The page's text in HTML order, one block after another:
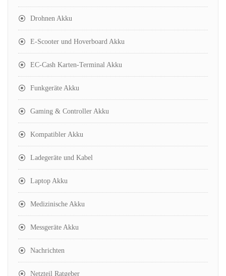
Drohnen Akku
E-Scooter und Hoverboard Akku
EC-Cash Karten-Terminal Akku
Funkgeräte Akku
Gaming & Controller Akku
Kompatibler Akku
Ladegeräte und Kabel
Laptop Akku
Medizinische Akku
Messgeräte Akku
Nachrichten
Netzteil Ratgeber